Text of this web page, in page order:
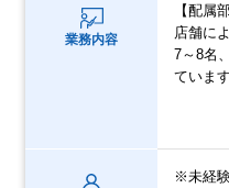
業務内容
【配属
店舗に
7～8名
ています
※未経